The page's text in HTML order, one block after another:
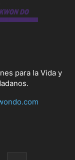
para la Vida y